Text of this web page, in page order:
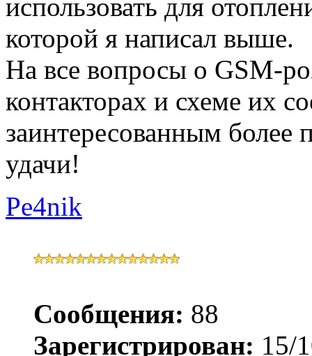
использовать для
которой я написал выше.
На все вопросы о GSM-
контакторах и схеме их
заинтересованным
удачи!
Pe4nik
Сообщения: 88
Зарегистрирован: 15/